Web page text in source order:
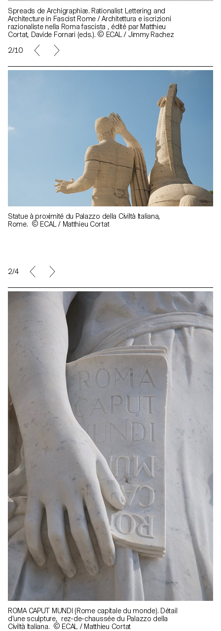
Spreads de Archigraphiæ. Rationalist Lettering and
Architecture in Fascist Rome / Architettura e iscrizioni
razionaliste nella Roma fascista , édité par Matthieu
Cortat, Davide Fornari (eds.). © ECAL / Jimmy Rachez
2/10
Statue à proximité du Palazzo della Civiltà Italiana,
Rome. © ECAL / Matthieu Cortat
2/4
ROMA CAPUT MUNDI (Rome capitale du monde). Détail
d’une sculpture, rez-de-chaussée du Palazzo della
Civiltà Italiana. © ECAL / Matthieu Cortat